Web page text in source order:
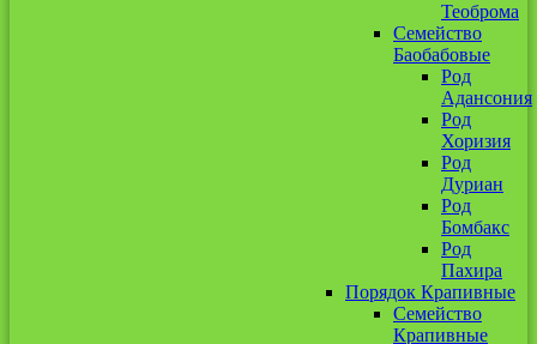
Теоброма
Семейство
Баобабовые
Род
Адансония
Род
Хоризия
Род
Дуриан
Род
Бомбакс
Род
Пахира
Порядок Крапивные
Семейство
Крапивные